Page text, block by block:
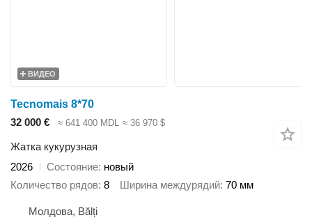
ВИДЕО
Tecnomais 8*70
32 000 €
≈ 641 400 MDL ≈ 36 970 $
Жатка кукурузная
2026
Состояние новый
Количество рядов 8 Ширина междурядий 70 мм
Молдова, Bălți